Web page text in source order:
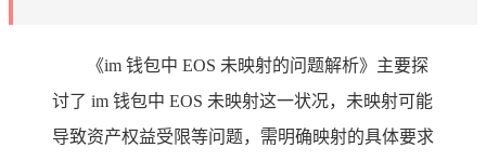
《im 钱包中 EOS 未映射的问题解析》主要探
讨了 im 钱包中 EOS 未映射这一状况，未映射可能
导致资产权益受限等问题，需明确映射的具体要求